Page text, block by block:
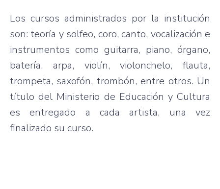
Los cursos administrados por la institución
son: teoría y solfeo, coro, canto, vocalización e
instrumentos como guitarra, piano, órgano,
batería, arpa, violín, violonchelo, flauta,
trompeta, saxofón, trombón, entre otros. Un
título del Ministerio de Educación y Cultura
es entregado a cada artista, una vez
finalizado su curso.